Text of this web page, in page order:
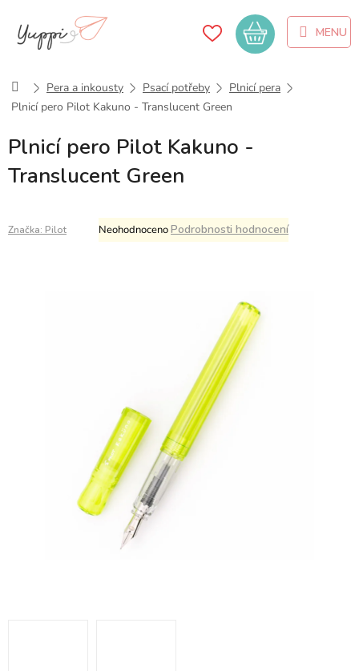
obsah
Nákupní
košík
DomůPera a inkousty Psací potřeby
Plnicí pera
Plnicí pero Pilot Kakuno - Translucent Green
Plnicí pero Pilot Kakuno -
Translucent Green
Průměrné
hodnocení
NeohodnocenoPodrobnosti hodnocení
Značka: Pilot